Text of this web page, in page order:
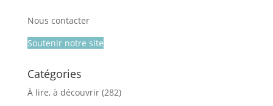
Nous contacter
Soutenir notre site
Catégories
À lire, à découvrir(282)